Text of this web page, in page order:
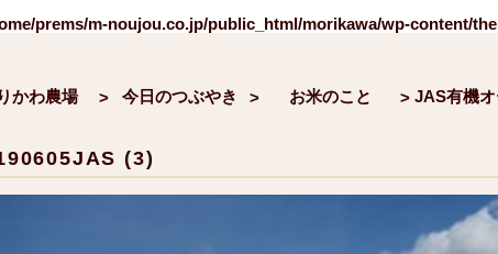
prems/m-noujou.co.jp/public_html/morikawa/wp-content/
かわ農場 > 今日のつぶやき > お米のこと >
(3)